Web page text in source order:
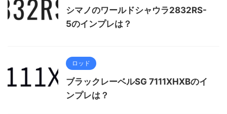
シマノのワールドシャウラ2832RS-
5のインプレは？
ロッド
ブラックレーベルSG 7111XHXBのイ
ンプレは？